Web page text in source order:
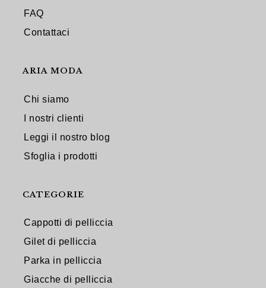
FAQ
Contattaci
ARIA MODA
Chi siamo
I nostri clienti
Leggi il nostro blog
Sfoglia i prodotti
CATEGORIE
Cappotti di pelliccia
Gilet di pelliccia
Parka in pelliccia
Giacche di pelliccia